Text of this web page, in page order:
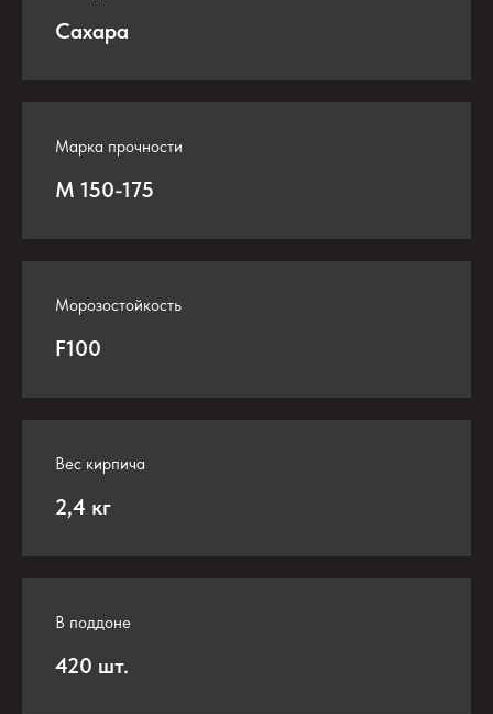
Сахара
Марка прочности
М 150-175
Морозостойкость
F100
Вес кирпича
2,4 кг
В поддоне
420 шт.